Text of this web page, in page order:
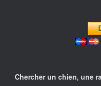
Chercher un chien, une